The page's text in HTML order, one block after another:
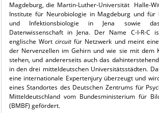
Magdeburg, die Martin-Luther-Universität Halle-
Institute für Neurobiologie in Magdeburg und für
und Infektionsbiologie in Jena sowie
Datenwissenschaft in Jena. Der Name C-I-R-C
englische Wortcircuitfür Netzwerk und meint
der Nervenzellen im Gehirn und wie sie mit dem
stehen, und andererseits auch das
in den drei mitteldeutschen Universitätsstädten.
eine internationale Expertenjury überzeugt und
eines Standortes des Deutschen Zentrums für
Mitteldeutschland vom Bundesministerium für
(BMBF) gefördert.